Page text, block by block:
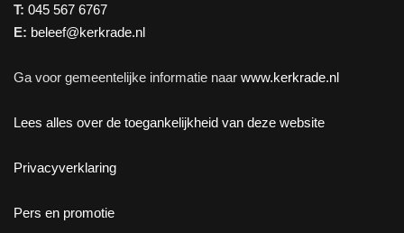
T: 045 567 6767
E: beleef@kerkrade.nl
Ga voor gemeentelijke informatie naar www.kerkrade.nl
Lees alles over de toegankelijkheid van deze website
Privacyverklaring
Pers en promotie